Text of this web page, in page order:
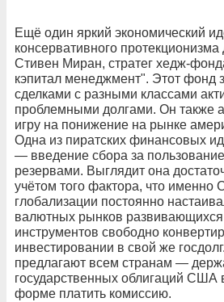
Ещё один яркий экономический
консервативного
Стивен Миран, стратег хедж-
кэпитал менеджмент". Этот фонд
сделками с разными классами
проблемными долгами. Он также
игру на понижение на рынке
Одна из пиратских финансовых
— введение сбора за
резервами. Выглядит она
учётом того фактора, что именно
глобализации постоянно
валютных рынков развивающихся
инструментов свободно
инвестировании в свой же
предлагают всем странам —
государственных облигаций США
форме платить комиссию.